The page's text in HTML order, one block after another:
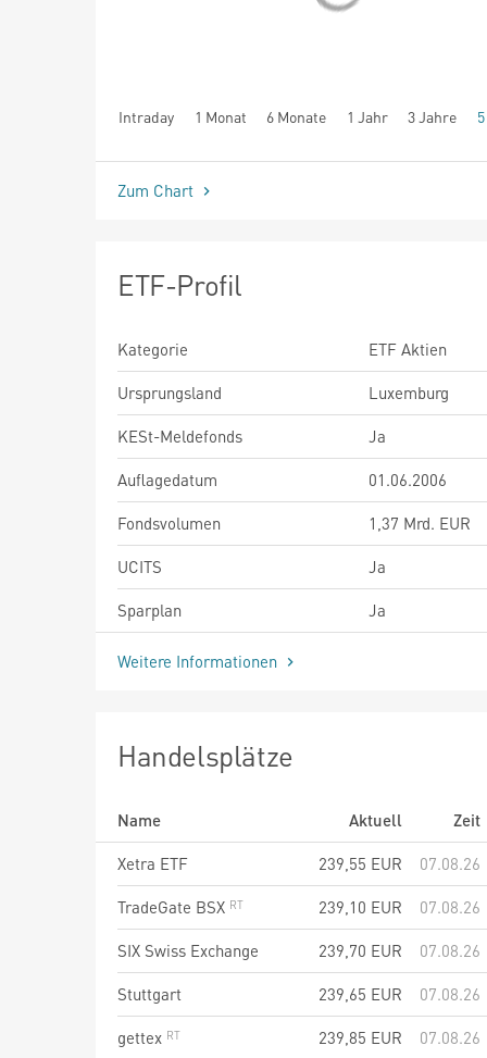
Intraday 1 Monat 6 Monate 1 Jahr 3 Jahre
seit Beginn
Zum Chart
ETF-Profil
Kategorie
ETF Aktien
Ursprungsland
Luxemburg
KESt-Meldefonds
Ja
Auflagedatum
01.06.2006
Fondsvolumen
1,37 Mrd. EUR
UCITS
Ja
Sparplan
Ja
Weitere Informationen
Handelsplätze
Name Aktuell
Zeit
Xetra ETF
239,55 EUR
07.08.26
TradeGate BSX
239,10 EUR
07.08.26
SIX Swiss Exchange
239,70 EUR
07.08.26
Stuttgart
239,65 EUR
07.08.26
gettex
239,85 EUR 07.08.26